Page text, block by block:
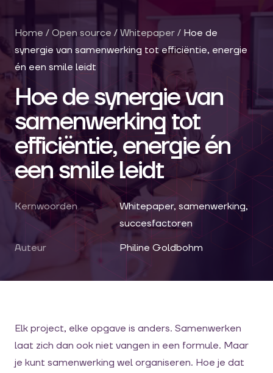
Home / Open source / Whitepaper / Hoe de
synergie van samenwerking tot efficiëntie, energie
én een smile leidt
Hoe de synergie van
samenwerking tot
efficiëntie, energie én
een smile leidt
Kernwoorden
Whitepaper, samenwerking,
succesfactoren
Auteur
Philine Goldbohm
Elk project, elke opgave is anders. Samenwerken
laat zich dan ook niet vangen in een formule. Maar
je kunt samenwerking wel organiseren. Hoe je dat